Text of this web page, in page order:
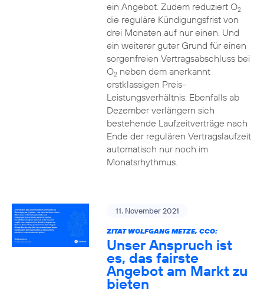
ein Angebot. Zudem reduziert O2
die reguläre Kündigungsfrist von
drei Monaten auf nur einen. Und
ein weiterer guter Grund für einen
sorgenfreien Vertragsabschluss bei
O2neben dem anerkannt
erstklassigen Preis-
Leistungsverhältnis: Ebenfalls ab
Dezember verlängern sich
bestehende Laufzeitverträge nach
Ende der regulären Vertragslaufzeit
automatisch nur noch im
Monatsrhythmus.
11. November 2021
ZITAT WOLFGANG METZE, CCO:
Unser Anspruch ist
es, das fairste
Angebot am Markt zu
bieten